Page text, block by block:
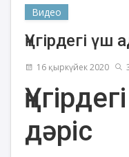
Видео
Үңгірдегі үш
16 қыркүйек 2020
дәріс